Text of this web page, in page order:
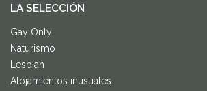
LA SELECCIÓN
Gay Only
Naturismo
Lesbian
Alojamientos inusuales